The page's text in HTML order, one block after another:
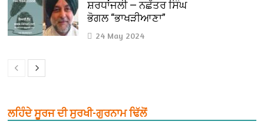
ਸ਼ਰਧਾਂਜਲੀ — ਨਛੱਤਰ ਸਿੰਘ
ਭੋਗਲ “ਭਾਖੜੀਆਣਾ”
24 May 2024
ਲਹਿੰਦੇ ਸੂਰਜ ਦੀ ਸੁਰਖੀ-ਗੁਰਨਾਮ ਢਿੱਲੋਂ